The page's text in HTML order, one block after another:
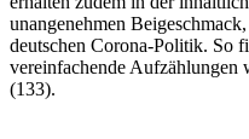
unangenehmen
deutschen Corona-Politik. So
vereinfachende
(133).